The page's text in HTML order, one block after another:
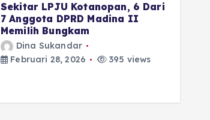
Sekitar LPJU Kotanopan, 6 Dari
7 Anggota DPRD Madina II
Memilih Bungkam
Dina Sukandar
Februari 28, 2026
395 views